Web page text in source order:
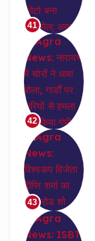
41
42
43